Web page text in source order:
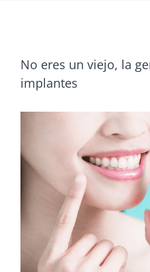
No eres un viejo, la
implantes
más
grande